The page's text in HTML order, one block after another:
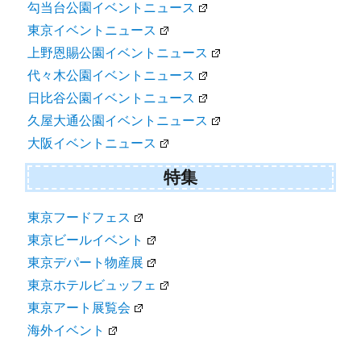
勾当台公園イベントニュース
東京イベントニュース
上野恩賜公園イベントニュース
代々木公園イベントニュース
日比谷公園イベントニュース
久屋大通公園イベントニュース
大阪イベントニュース
特集
東京フードフェス
東京ビールイベント
東京デパート物産展
東京ホテルビュッフェ
東京アート展覧会
海外イベント